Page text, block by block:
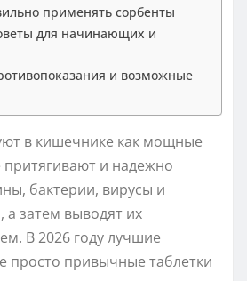
применять сорбенты
для начинающих и
и возможные
в кишечнике как мощные
и надежно
бактерии, вирусы и
а затем выводят их
В 2026 году лучшие
просто привычные таблетки